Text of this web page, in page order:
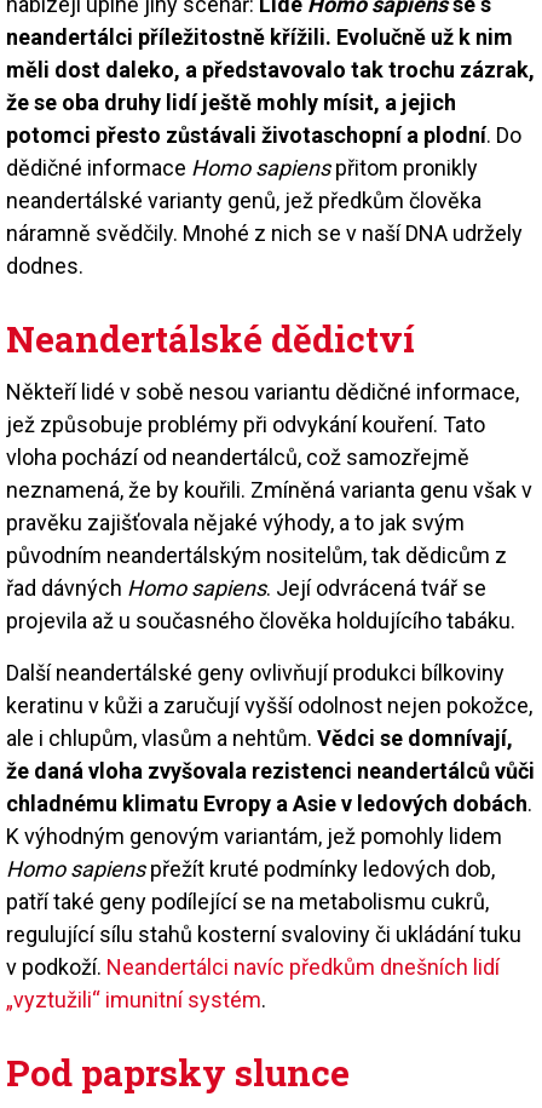
neandertálci příležitostně křížili. Evolučně už k nim
měli dost daleko, a představovalo tak trochu zázrak,
že se oba druhy lidí ještě mohly mísit, a jejich
potomci přesto zůstávali životaschopní a plodní. Do
dědičné informace Homo sapienspřitom pronikly
neandertálské varianty genů, jež předkům člověka
náramně svědčily. Mnohé z nich se v naší DNA udržely
dodnes.
Neandertálské dědictví
Někteří lidé v sobě nesou variantu dědičné informace,
jež způsobuje problémy při odvykání kouření. Tato
vloha pochází od neandertálců, což samozřejmě
neznamená, že by kouřili. Zmíněná varianta genu však v
pravěku zajišťovala nějaké výhody, a to jak svým
původním neandertálským nositelům, tak dědicům z
řad dávných Homo sapiens. Její odvrácená tvář se
projevila až u současného člověka holdujícího tabáku.
Další neandertálské geny ovlivňují produkci bílkoviny
keratinu v kůži a zaručují vyšší odolnost nejen pokožce,
ale i chlupům, vlasům a nehtům. Vědci se domnívají,
že daná vloha zvyšovala rezistenci neandertálců vůči
chladnému klimatu Evropy a Asie v ledových dobách.
K výhodným genovým variantám, jež pomohly lidem
Homo sapienspřežít kruté podmínky ledových dob,
patří také geny podílející se na metabolismu cukrů,
regulující sílu stahů kosterní svaloviny či ukládání tuku
v podkoží. Neandertálci navíc předkům dnešních lidí
„vyztužili“ imunitní systém.
Pod paprsky slunce